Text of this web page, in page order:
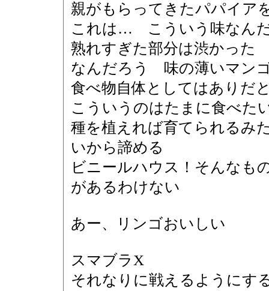
親がもらってきたパパイア
これは… こういう味なん
熟れすぎた部分は渋かった
なんだろう 味の薄いマン
食べ物自体としてはありだ
こういうのはたまに食べ
種を植えれば育てられるみ
いから諦める
ビニールハウス！そんな
があるわけない
あー、リンゴおいしい
スマブラX
それなりに戦えるようにす